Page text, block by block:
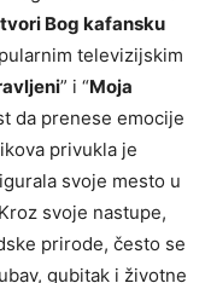
Bog kafansku
televizijskim
” i “Moja
da prenese emocije
privukla je
svoje mesto u
svoje nastupe,
prirode, često se
gubitak i životne